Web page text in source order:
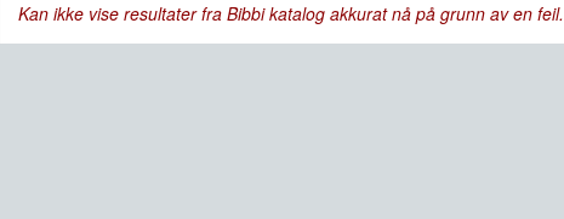
Kan ikke vise resultater fra Bibbi katalog akkurat nå på grunn av en feil.